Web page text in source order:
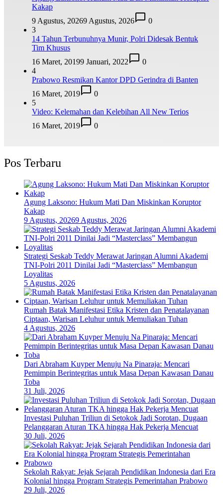
Kakap
9 Agustus, 20269 Agustus, 2026
0
3
14 Tahun Terbunuhnya Munir, Polri Didesak Bentuk
Tim Khusus
16 Maret, 20199 Januari, 2022
0
4
Prabowo Resmikan Kantor DPD Gerindra di Banten
16 Maret, 2019
0
5
Video: Kelemahan dan Kelebihan All New Terios
16 Maret, 2019
0
Pos Terbaru
Agung Laksono: Hukum Mati Dan Miskinkan Koruptor
Kakap
9 Agustus, 20269 Agustus, 2026
Strategi Seskab Teddy Merawat Jaringan Alumni Akademi
TNI-Polri 2011 Dinilai Jadi “Masterclass” Membangun
Loyalitas
5 Agustus, 2026
Rumah Batak Manifestasi Etika Kristen dan Penatalayanan
Ciptaan, Warisan Leluhur untuk Memuliakan Tuhan
4 Agustus, 2026
Dari Abraham Kuyper Menuju Na Pinaraja: Mencari
Pemimpin Berintegritas untuk Masa Depan Kawasan Danau
Toba
31 Juli, 2026
Investasi Puluhan Triliun di Setokok Jadi Sorotan, Dugaan
Pelanggaran Aturan TKA hingga Hak Pekerja Mencuat
30 Juli, 2026
Sekolah Rakyat: Jejak Sejarah Pendidikan Indonesia dari Era
Kolonial hingga Program Strategis Pemerintahan Prabowo
29 Juli, 2026